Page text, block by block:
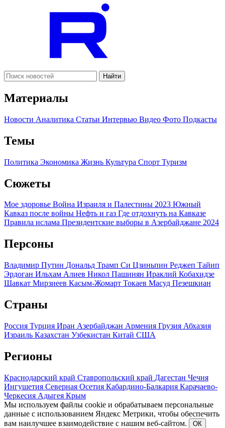
Найти
Материалы
Новости Аналитика Статьи Интервью Видео Фото Подкасты
Темы
Политика Экономика Жизнь Культура Спорт Туризм
Сюжеты
Мое здоровье Война Израиля и Палестины 2023 Южный
Кавказ после войны Нефть и газ Где отдохнуть на Кавказе
Правила ислама Президентские выборы в Азербайджане 2024
Персоны
Владимир Путин Дональд Трамп Си Цзиньпин Реджеп Тайип
Эрдоган Ильхам Алиев Никол Пашинян Ираклий Кобахидзе
Шавкат Мирзиеев Касым-Жомарт Токаев Масуд Пезешкиан
Страны
Россия Турция Иран Азербайджан Армения Грузия Абхазия
Израиль Казахстан Узбекистан Китай США
Регионы
Краснодарский край Ставропольский край Дагестан Чечня
Ингушетия Северная Осетия Кабардино-Балкария Карачаево-
Черкесия Адыгея Крым
Мы используем файлы cookie и обрабатываем персональные
данные с использованием Яндекс Метрики, чтобы обеспечить
вам наилучшее взаимодействие с нашим веб-сайтом.
ОК